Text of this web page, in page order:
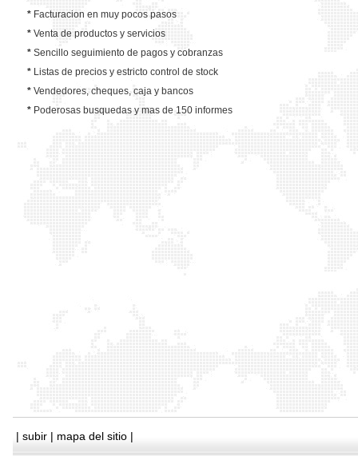
* Facturacion en muy pocos pasos
* Venta de productos y servicios
* Sencillo seguimiento de pagos y cobranzas
* Listas de precios y estricto control de stock
* Vendedores, cheques, caja y bancos
* Poderosas busquedas y mas de 150 informes
| subir | mapa del sitio |